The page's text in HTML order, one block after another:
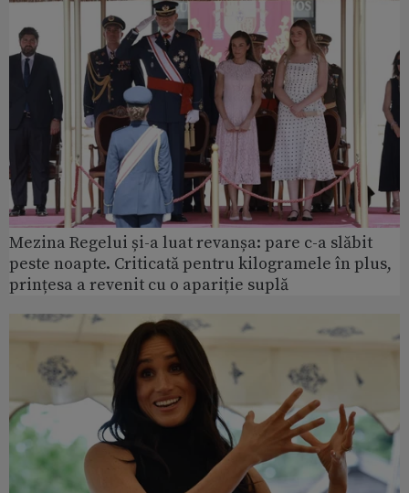
Mezina Regelui și-a luat revanșa: pare c-a slăbit
peste noapte. Criticată pentru kilogramele în plus,
prințesa a revenit cu o apariție suplă